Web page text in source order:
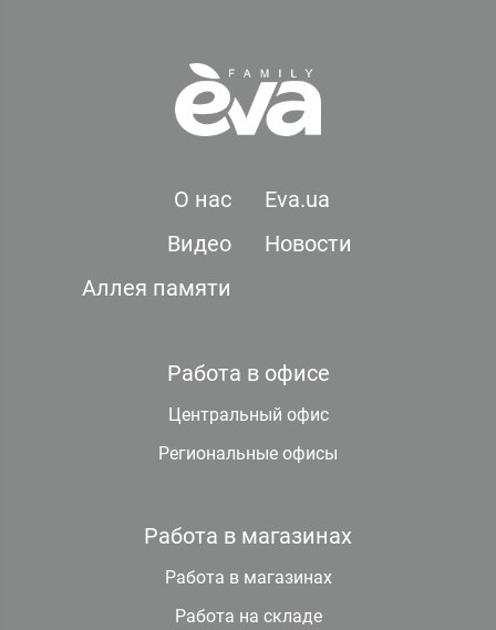
О нас
Eva.ua
Видео
Новости
Аллея памяти
Работа в офисе
Центральный офис
Региональные офисы
Работа в магазинах
Работа в магазинах
Работа на складе